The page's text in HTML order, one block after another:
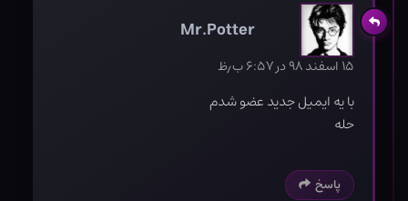
Mr.Potter
۱۵ اسفند ۹۸ در ۶:۵۷ ب٫ظ
با یه ایمیل جدید عضو شدم
حله
پاسخ